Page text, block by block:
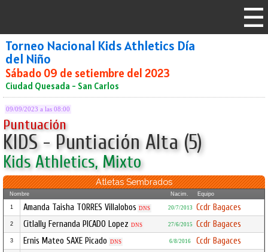
Torneo Nacional Kids Athletics Día
del Niño
Sábado 09 de setiembre del 2023
Ciudad Quesada - San Carlos
09/09/2023 a las 08:00
Puntuación
KIDS - Puntiación Alta (5)
Kids Athletics, Mixto
Atletas Sembrados
Nombre Nacim. Equipo
1 Amanda Taisha TORRES Villalobos DNS 20/7/2013 Ccdr Bagaces
2 Citlally Fernanda PICADO Lopez DNS 27/6/2015 Ccdr Bagaces
3 Ernis Mateo SAXE Picado DNS 6/8/2016 Ccdr Bagaces